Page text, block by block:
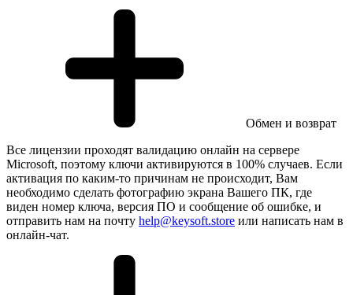
Обмен и возврат
Все лицензии проходят валидацию онлайн на сервере
Microsoft, поэтому ключи активируются в 100% случаев. Если
активация по каким-то причинам не происходит, Вам
необходимо сделать фотографию экрана Вашего ПК, где
виден номер ключа, версия ПО и сообщение об ошибке, и
отправить нам на почту help@keysoft.store или написать нам в
онлайн-чат.